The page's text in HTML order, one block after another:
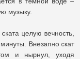
музыку.
целую вечность,
Внезапно скат
и нырнул, уходя